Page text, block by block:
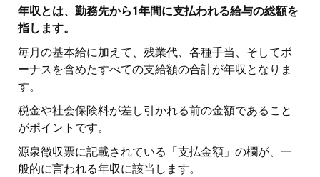
年収とは、勤務先から1年間に支払われる給与の総額を
指します。
毎月の基本給に加えて、残業代、各種手当、そしてボ
ーナスを含めたすべての支給額の合計が年収となりま
す。
税金や社会保険料が差し引かれる前の金額であること
がポイントです。
源泉徴収票に記載されている「支払金額」の欄が、一
般的に言われる年収に該当します。